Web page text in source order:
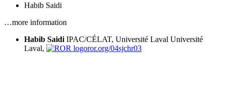
Habib Saidi
…more information
Habib Saidi IPAC/CÉLAT, Université Laval Université
Laval,
ror.org/04sjchr03